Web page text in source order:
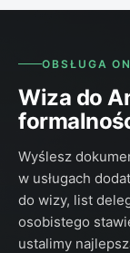
OBSŁUGA
Wiza do
Wyślesz
w usługach
do wizy, list
osobistego
ustalimy